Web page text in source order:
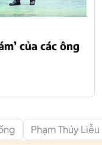
của các ông
Phạm Thúy Liễu